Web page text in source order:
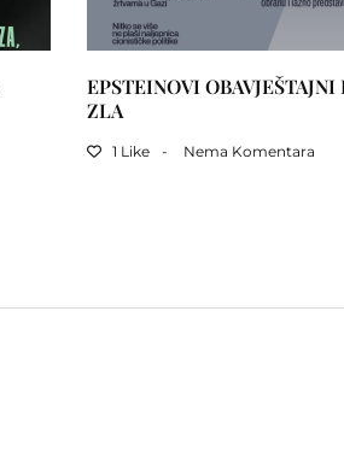
EPSTEINOVI OBAVJEŠTAJNI
ZLA
1 Like Nema Komentara